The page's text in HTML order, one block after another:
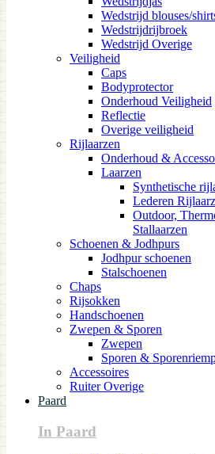
Wedstrijd blouses/
Wedstrijdrijbroek
Wedstrijd Overige
Veiligheid
Caps
Bodyprotector
Onderhoud Veiligheid
Reflectie
Overige veiligheid
Rijlaarzen
Onderhoud &
Laarzen
Synthetische
Lederen
Outdoor,
Stallaarzen
Schoenen & Jodhpurs
Jodhpur schoenen
Stalschoenen
Chaps
Rijsokken
Handschoenen
Zwepen & Sporen
Zwepen
Sporen &
Accessoires
Ruiter Overige
Paard
In Paard